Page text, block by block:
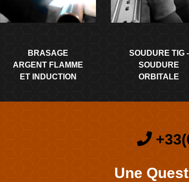
BRASAGE
ARGENT FLAMME
ET INDUCTION
SOUDURE TIG -
SOUDURE
ORBITALE
Une